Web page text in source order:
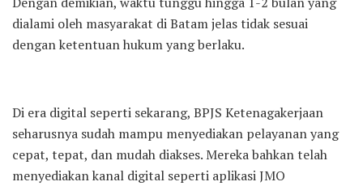
dialami oleh masyarakat di Batam jelas tidak sesuai
dengan ketentuan hukum yang berlaku.
Di era digital seperti sekarang, BPJS Ketenagakerjaan
seharusnya sudah mampu menyediakan pelayanan yang
cepat, tepat, dan mudah diakses. Mereka bahkan telah
menyediakan kanal digital seperti aplikasi JMO